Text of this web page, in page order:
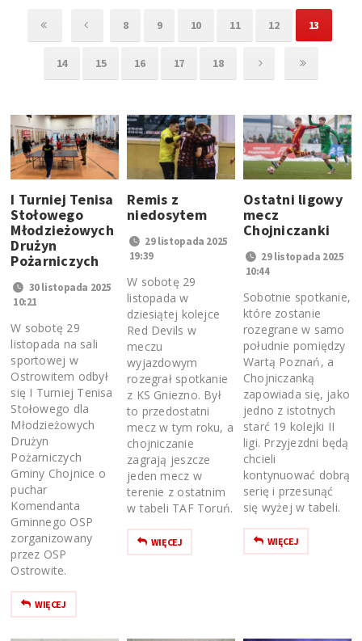
8 9 10 11 12 13
14 15 16 17 18
I Turniej Tenisa
Stołowego
Młodzieżowych
Drużyn
Pożarniczych
30 listopada 2025
10:21
W sobotę 29
listopada na sali
sportowej w
Ostrowitem odbył
się I Turniej Tenisa
Stołowego dla
Młodzieżowych
Drużyn
Pożarniczych
Gminy Chojnice o
puchar
Komendanta
Gminnego OSP
zorganizowany
przez OSP
Ostrowite.
WIĘCEJ
Remis z
niedosytem
29 listopada 2025
19:39
W sobotę 29
listopada w
dziesiątej kolejce
Red Devils w
meczu
wyjazdowym
rozegrał spotkanie
z KS Gniezno. Był
to przedostatni
mecz w tym roku, a
chojniczanie
zagrają jeszcze
jeden mecz w
terenie z ostatnim
w tabeli TAF Toruń.
WIĘCEJ
Ostatni ligowy
mecz
Chojniczanki
29 listopada 2025
10:44
Sobotnie spotkanie,
które zostanie
rozegrane w samo
południe pomiędzy
Wartą Poznań, a
Chojniczanką
zapowiada się, jako
jedno z istotnych
starć 19 kolejki II
ligi. Przyjezdni będą
chcieli
kontynuować dobrą
serię i przesunąć
się wyżej w tabeli.
WIĘCEJ